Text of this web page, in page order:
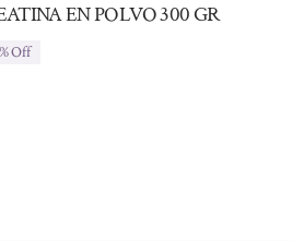
EN POLVO 300 GR
Off